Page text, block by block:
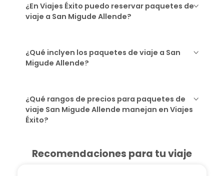
¿En Viajes Éxito puedo reservar paquetes de
viaje a San Migude Allende?
¿Qué inclyen los paquetes de viaje a San
Migude Allende?
¿Qué rangos de precios para paquetes de
viaje San Migude Allende manejan en Viajes
Éxito?
Recomendaciones para tu viaje